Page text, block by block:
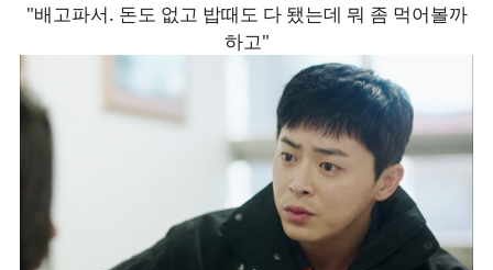
"배고파서. 돈도 없고 밥때도 다 됐는데 뭐 좀 먹어볼까
하고"